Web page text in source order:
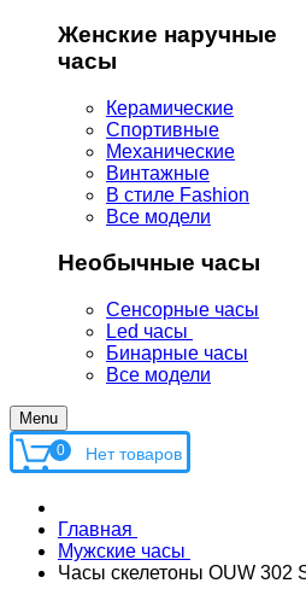
Женские наручные
часы
Керамические
Спортивные
Механические
Винтажные
В стиле Fashion
Все модели
Необычные часы
Сенсорные часы
Led часы
Бинарные часы
Все модели
Menu
0
Главная
Мужские часы
Часы скелетоны OUW 302